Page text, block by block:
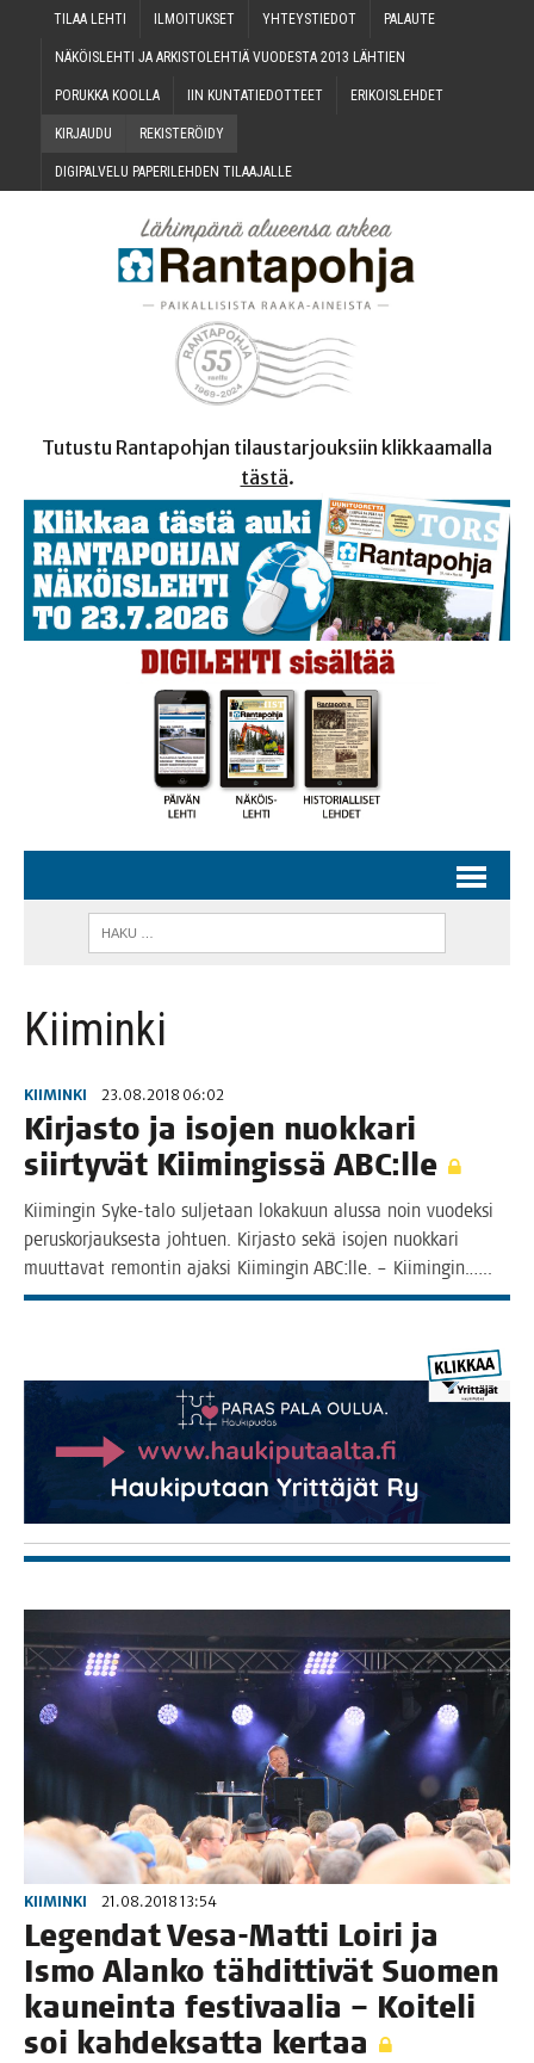
TILAA LEH­TI ILMOI­TUK­SET YHTEYS­TIE­DOT PALAU­TE
NÄKÖIS­LEH­TI JA ARKIS­TO­LEH­TIÄ VUO­DES­TA 2013 LÄHTIEN
PORUK­KA KOOLLA IIN KUN­TA­TIE­DOT­TEET ERI­KOIS­LEH­DET
KIR­JAU­DU REKIS­TE­RÖI­DY
DIGI­PAL­VE­LU PAPE­RI­LEH­DEN TILAAJALLE
Tutustu Rantapohjan tilaustarjouksiin klikkaamalla
tästä.
Kiiminki
KIIMINKI 23.08.2018 06:02
Kir­jas­to ja iso­jen nuok­ka­ri
siir­ty­vät Kii­min­gis­sä ABC:lle
Kii­min­gin Syke-talo sul­je­taan loka­kuun alus­sa noin vuo­dek­si
perus­kor­jauk­ses­ta joh­tuen. Kir­jas­to sekä iso­jen nuok­ka­ri
muut­ta­vat remon­tin ajak­si Kii­min­gin ABC:lle. – Kiimingin.…..
KIIMINKI 21.08.2018 13:54
Legen­dat Vesa-Mat­ti Loi­ri ja
Ismo Alan­ko täh­dit­ti­vät Suo­men
kau­nein­ta fes­ti­vaa­lia – Koi­te­li
soi kah­dek­sat­ta kertaa